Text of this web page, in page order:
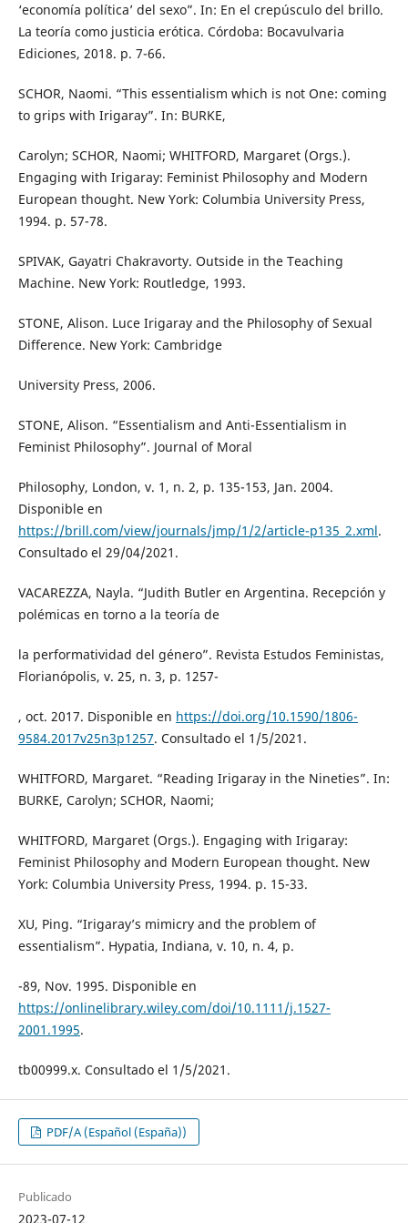
‘economía política’ del sexo”. In: En el crepúsculo del brillo.
La teoría como justicia erótica. Córdoba: Bocavulvaria
Ediciones, 2018. p. 7-66.
SCHOR, Naomi. “This essentialism which is not One: coming
to grips with Irigaray”. In: BURKE,
Carolyn; SCHOR, Naomi; WHITFORD, Margaret (Orgs.).
Engaging with Irigaray: Feminist Philosophy and Modern
European thought. New York: Columbia University Press,
1994. p. 57-78.
SPIVAK, Gayatri Chakravorty. Outside in the Teaching
Machine. New York: Routledge, 1993.
STONE, Alison. Luce Irigaray and the Philosophy of Sexual
Difference. New York: Cambridge
University Press, 2006.
STONE, Alison. “Essentialism and Anti-Essentialism in
Feminist Philosophy”. Journal of Moral
Philosophy, London, v. 1, n. 2, p. 135-153, Jan. 2004.
Disponible en
https://brill.com/view/journals/jmp/1/2/article-p135_2.xml.
Consultado el 29/04/2021.
VACAREZZA, Nayla. “Judith Butler en Argentina. Recepción y
polémicas en torno a la teoría de
la performatividad del género”. Revista Estudos Feministas,
Florianópolis, v. 25, n. 3, p. 1257-
, oct. 2017. Disponible en https://doi.org/10.1590/1806-
9584.2017v25n3p1257. Consultado el 1/5/2021.
WHITFORD, Margaret. “Reading Irigaray in the Nineties”. In:
BURKE, Carolyn; SCHOR, Naomi;
WHITFORD, Margaret (Orgs.). Engaging with Irigaray:
Feminist Philosophy and Modern European thought. New
York: Columbia University Press, 1994. p. 15-33.
XU, Ping. “Irigaray’s mimicry and the problem of
essentialism”. Hypatia, Indiana, v. 10, n. 4, p.
-89, Nov. 1995. Disponible en
https://onlinelibrary.wiley.com/doi/10.1111/j.1527-
2001.1995.
tb00999.x. Consultado el 1/5/2021.
PDF/A (Español (España))
Publicado
2023-07-12